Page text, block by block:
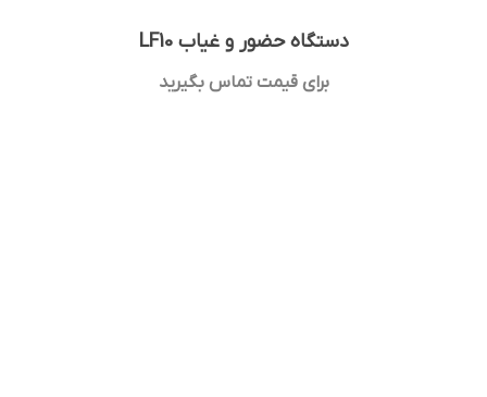
دستگاه حضور و غیاب LF10
برای قیمت تماس بگیرید